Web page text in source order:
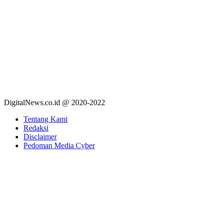
DigitalNews.co.id @ 2020-2022
Tentang Kami
Redaksi
Disclaimer
Pedoman Media Cyber